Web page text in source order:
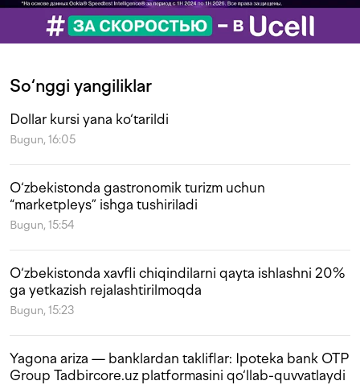
So‘nggi yangiliklar
Dollar kursi yana ko‘tarildi
Bugun, 16:05
O‘zbekistonda gastronomik turizm uchun
“marketpleys” ishga tushiriladi
Bugun, 15:54
O‘zbekistonda xavfli chiqindilarni qayta ishlashni 20%
ga yetkazish rejalashtirilmoqda
Bugun, 15:23
Yagona ariza — banklardan takliflar: Ipoteka bank OTP
Group Tadbircore.uz platformasini qo‘llab-quvvatlaydi